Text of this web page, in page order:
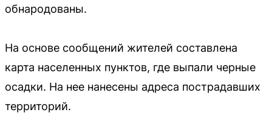
обнародованы.
На основе сообщений жителей составлена
карта населенных пунктов, где выпали черные
осадки. На нее нанесены адреса пострадавших
территорий.